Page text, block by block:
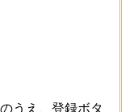
うえ、登録ボタ